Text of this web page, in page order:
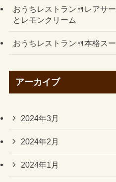
おうちレストラン🍴レアサ
とレモンクリーム
おうちレストラン🍴本格ス
アーカイブ
2024年3月
2024年2月
2024年1月